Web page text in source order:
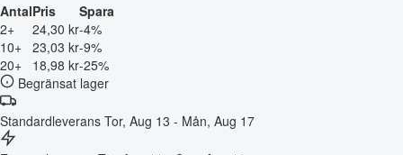
AntalPris
Spara
2+
24,30 kr-4%
10+ 23,03 kr-9%
20+
18,98 kr-25%
Begränsat lager
Standardleverans Tor, Aug 13 - Mån, Aug 17